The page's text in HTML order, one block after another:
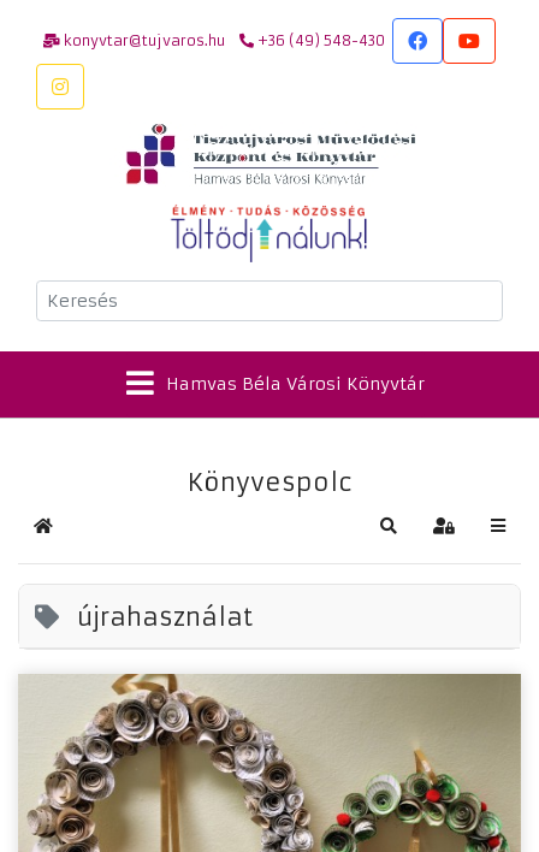
konyvtar@tujvaros.hu +36 (49) 548-430
Keresés
Hamvas Béla Városi Könyvtár
Könyvespolc
Kezdőlap Keresés
újrahasználat